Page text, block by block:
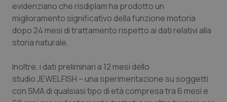
Liguria
Lombardia
Marche
Molise
Disturbi dell’umore
Dolore
Donna & Salute
Epatiti
evidenziano che risdiplam ha prodotto un
miglioramento significativo della funzione motoria
dopo 24 mesi di trattamento rispetto ai dati relativi alla
storia naturale.
Inoltre, i dati preliminari a 12 mesi dello
studio JEWELFISH – una sperimentazione su soggetti
con SMA di qualsiasi tipo di età compresa tra 6 mesi e